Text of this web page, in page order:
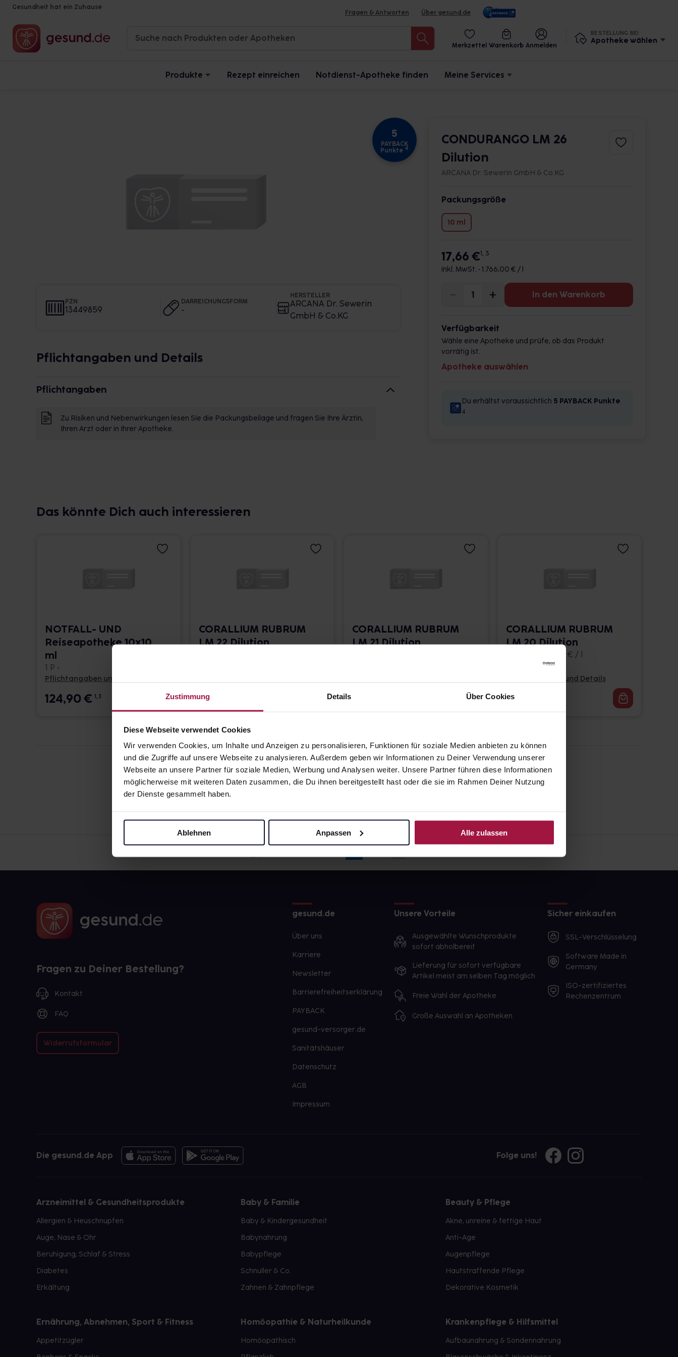
Zustimmung Details Über Cookies
Diese Webseite verwendet Cookies
Wir verwenden Cookies, um Inhalte und Anzeigen zu personalisieren, Funktionen für soziale Medien anbieten zu können
und die Zugriffe auf unsere Webseite zu analysieren. Außerdem geben wir Informationen zu Deiner Verwendung unserer
Webseite an unsere Partner für soziale Medien, Werbung und Analysen weiter. Unsere Partner führen diese Informationen
möglicherweise mit weiteren Daten zusammen, die Du ihnen bereitgestellt hast oder die sie im Rahmen Deiner Nutzung
der Dienste gesammelt haben.
Ablehnen Anpassen Alle zulassen
Gesundheit hat ein Zuhause
Fragen & Antworten Über gesund.de
Merkzettel Warenkorb Anmelden
BESTELLUNG BEI
Apotheke wählen
Produkte Rezept einreichen Notdienst-Apotheke finden Meine Services
5
PAYBACK
Punkte 4
PZN
13449859
DARREICHUNGSFORM
-
HERSTELLER
ARCANA Dr. Sewerin
GmbH & Co.KG
Pflichtangaben und Details
Pflichtangaben
Zu Risiken und Nebenwirkungen lesen Sie die Packungsbeilage und fragen Sie Ihre Ärztin,
Ihren Arzt oder in Ihrer Apotheke.
CONDURANGO LM 26
Dilution
ARCANA Dr. Sewerin GmbH & Co.KG
Packungsgröße
10 ml
17,66 €1, 3
inkl. MwSt. • 1.766,00 € / l
In den Warenkorb
Verfügbarkeit
Wähle eine Apotheke und prüfe, ob das Produkt
vorrätig ist.
Apotheke auswählen
Du erhältst voraussichtlich 5 PAYBACK Punkte
4
Das könnte Dich auch interessieren
NOTFALL- UND
Reiseapotheke 10x10
ml
1 P •
Pflichtangaben und Details
124,90€ 1, 3
CORALLIUM RUBRUM
LM 22 Dilution
17,66
CORALLIUM RUBRUM
LM 21 Dilution
CORALLIUM RUBRUM
LM 20 Dilution
10 ml • 1.662,00 € / l
Pflichtangaben und Details
16,62
Fragen zu Deiner Bestellung?
Kontakt
FAQ
Widerrufsformular
gesund.de
Über uns
Karriere
Newsletter
Barrierefreiheitserklärung
PAYBACK
gesund-versorger.de
Sanitätshäuser
Datenschutz
AGB
Impressum
Unsere Vorteile
Ausgewählte Wunschprodukte
sofort abholbereit
Lieferung für sofort verfügbare
Artikel meist am selben Tag möglich
Freie Wahl der Apotheke
Große Auswahl an Apotheken
Sicher einkaufen
SSL-Verschlüsselung
Software Made in
Germany
ISO-zertifiziertes
Rechenzentrum
Die gesund.de App Folge uns!
Arzneimittel & Gesundheitsprodukte
Allergien & Heuschnupfen
Auge, Nase & Ohr
Beruhigung, Schlaf & Stress
Diabetes
Erkältung
Baby & Familie
Baby & Kindergesundheit
Babynahrung
Babypflege
Schnuller & Co.
Zahnen & Zahnpflege
Beauty & Pflege
Akne, unreine & fettige Haut
Anti-Age
Augenpflege
Hautstraffende Pflege
Dekorative Kosmetik
Ernährung, Abnehmen, Sport & Fitness
Appetitzügler
Homöopathie & Naturheilkunde
Homöopathisch
Krankenpflege & Hilfsmittel
Aufbaunahrung & Sondennahrung